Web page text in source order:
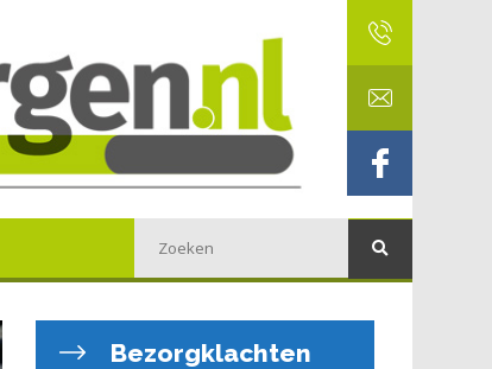
Bezorgklachten